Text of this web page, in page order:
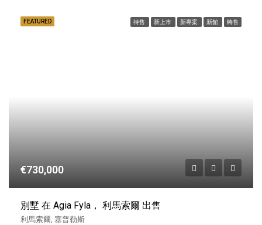
FEATURED 待售 新上市 新專案 新館 轉售
€730,000
別墅 在 Agia Fyla， 利馬索爾 出售
利馬索爾, 塞普勒斯